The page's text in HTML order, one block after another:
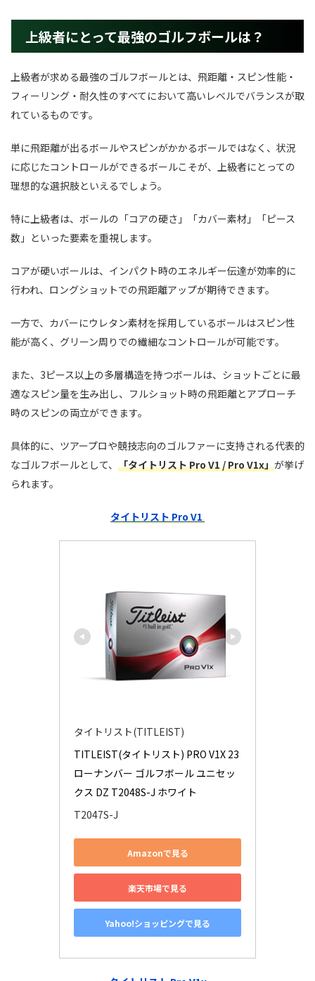
上級者にとって最強のゴルフボールは？
上級者が求める最強のゴルフボールとは、飛距離・スピン性能・
フィーリング・耐久性のすべてにおいて高いレベルでバランスが取
れているものです。
単に飛距離が出るボールやスピンがかかるボールではなく、状況
に応じたコントロールができるボールこそが、上級者にとっての
理想的な選択肢といえるでしょう。
特に上級者は、ボールの「コアの硬さ」「カバー素材」「ピース
数」といった要素を重視します。
コアが硬いボールは、インパクト時のエネルギー伝達が効率的に
行われ、ロングショットでの飛距離アップが期待できます。
一方で、カバーにウレタン素材を採用しているボールはスピン性
能が高く、グリーン周りでの繊細なコントロールが可能です。
また、3ピース以上の多層構造を持つボールは、ショットごとに最
適なスピン量を生み出し、フルショット時の飛距離とアプローチ
時のスピンの両立ができます。
具体的に、ツアープロや競技志向のゴルファーに支持される代表的
なゴルフボールとして、 「タイトリスト Pro V1 / Pro V1x」が挙げ
られます。
タイトリスト Pro V1
タイトリスト(TITLEIST)
TITLEIST(タイトリスト) PRO V1X 23
ローナンバー ゴルフボール ユニセッ
クス DZ T2048S-J ホワイト
T2047S-J
Amazonで見る
楽天市場で見る
Yahoo!ショッピングで見る